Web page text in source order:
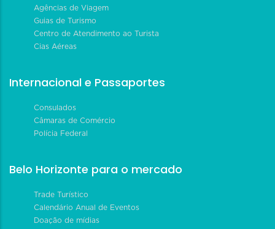
Agências de Viagem
Guias de Turismo
Centro de Atendimento ao Turista
Cias Aéreas
Internacional e Passaportes
Consulados
Câmaras de Comércio
Polícia Federal
Belo Horizonte para o mercado
Trade Turístico
Calendário Anual de Eventos
Doação de mídias